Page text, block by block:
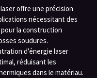
offre une précision
nécessitant des
la construction
soudures.
d'énergie laser
réduisant les
dans le matériau.